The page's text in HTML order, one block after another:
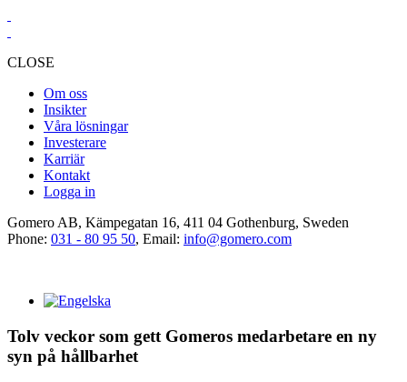
CLOSE
Om oss
Insikter
Våra lösningar
Investerare
Karriär
Kontakt
Logga in
Gomero AB, Kämpegatan 16, 411 04 Gothenburg, Sweden
Phone: 031 - 80 95 50, Email: info@gomero.com
Tolv veckor som gett Gomeros medarbetare en ny
syn på hållbarhet